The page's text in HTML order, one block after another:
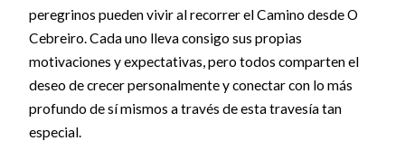
peregrinos pueden vivir al recorrer el Camino desde O
Cebreiro. Cada uno lleva consigo sus propias
motivaciones y expectativas, pero todos comparten el
deseo de crecer personalmente y conectar con lo más
profundo de sí mismos a través de esta travesía tan
especial.